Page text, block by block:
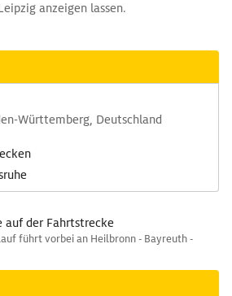
anzeigen lassen.
Württemberg, Deutschland
auf der Fahrtstrecke
führt vorbei an Heilbronn - Bayreuth -